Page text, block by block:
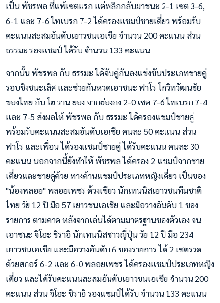
เป็น พัชรพล ที่แพ้เซตแรก แต่พลิกกลับมาชนะ 2-1 เซต 3-6,
6-1 และ 7-6 ไทเบรก 7-2 ได้ครองแชมป์ชายเดี่ยว พร้อมรับ
คะแนนสะสมอันดับเยาวชนเอเชีย จำนวน 200 คะแนน ส่วน
ธรรมะ รองแชมป์ ได้รับ จำนวน 133 คะแนน
จากนั้น พัชรพล กับ ธรรมะ ได้จับคู่กันลงแข่งขันประเภทชายคู่
รอบชิงชนะเลิศ และช่วยกันหวดเอาชนะ ฟาโร โกวิทวัฒนชัย
ของไทย กับ โฮ วาน ยอง จากฮ่องกง 2-0 เซต 7-6 ไทเบรก 7-4
และ 7-5 ส่งผลให้ พัชรพล กับ ธรรมะ ได้ครองแชมป์ชายคู่
พร้อมรับคะแนนสะสมอันดับเอเชีย คนละ 50 คะแนน ส่วน
ฟาโร และเพื่อน ได้รองแชมป์ชายคู่ ได้รับคะแนน คนละ 30
คะแนน นอกจากนี้ยังทำให้ พัชรพล ได้ครอง 2 แชมป์จากชาย
เดี่ยวและชายคู่ด้วย ทางด้านแชมป์ประเภทหญิงเดี่ยว เป็นของ
"น้องพลอย" พลอยเพชร ด้วงเขียว นักเทนนิสเยาวชนทีมชาติ
ไทย วัย 12 ปี มือ 57 เยาวชนเอเชีย และมือวางอันดับ 1 ของ
รายการ ตามคาด หลังจากเล่นได้ตามมาตรฐานของตัวเอง จน
เอาชนะ จิโฮะ ชิราอิ นักเทนนิสชาวญี่ปุ่น วัย 12 ปี มือ 234
เยาวชนเอเชีย และมือวางอันดับ 6 ของรายการ ได้ 2 เซตรวด
ด้วยสกอร์ 6-2 และ 6-0 พลอยเพชร ได้ครองแชมป์ประเภทหญิง
เดี่ยว และได้รับคะแนนสะสมอันดับเยาวชนเอเชีย จำนวน 200
คะแนน ส่วน จิโฮะ ชิราอิ รองแชมป์ได้รับ จำนวน 133 คะแนน